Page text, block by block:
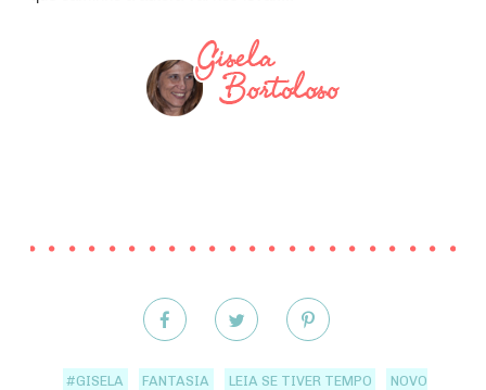
#GISELA FANTASIA LEIA SE TIVER TEMPO
NOVO